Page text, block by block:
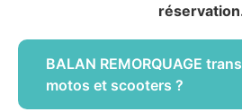
BALAN REMORQUAGE
motos et scooters ?